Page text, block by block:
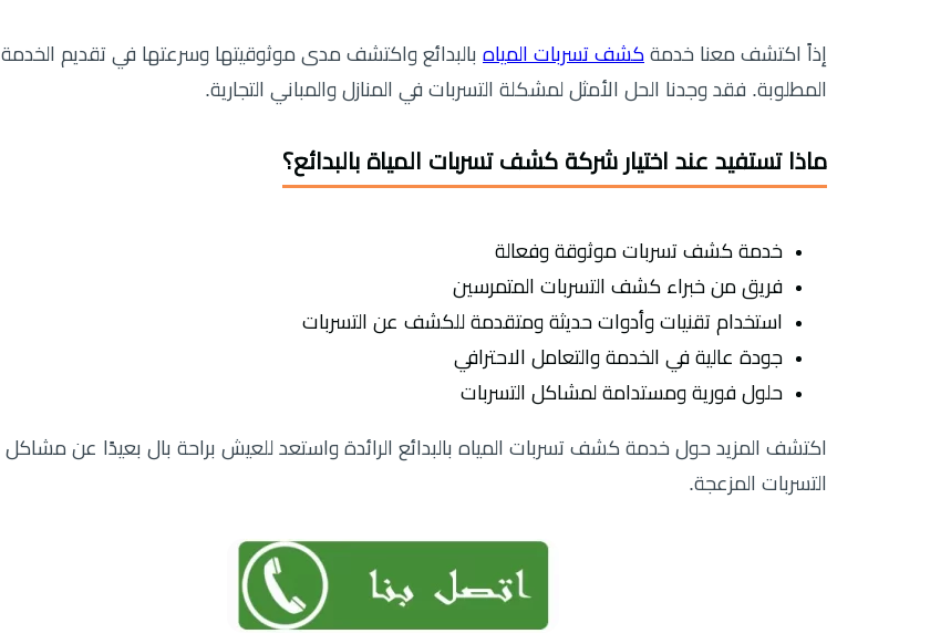
إذاً اكتشف معنا خدمة كشف تسربات المياه بالبدائع واكتشف مدى موثوقيتها وسرعتها في تقديم الخدمة
المطلوبة. فقد وجدنا الحل الأمثل لمشكلة التسربات في المنازل والمباني التجارية.
ماذا تستفيد عند اختيار شركة كشف تسربات المياة بالبدائع؟
خدمة كشف تسربات موثوقة وفعالة
فريق من خبراء كشف التسربات المتمرسين
استخدام تقنيات وأدوات حديثة ومتقدمة للكشف عن التسربات
جودة عالية في الخدمة والتعامل الاحترافي
حلول فورية ومستدامة لمشاكل التسربات
اكتشف المزيد حول خدمة كشف تسربات المياه بالبدائع الرائدة واستعد للعيش براحة بال بعيدًا عن مشاكل
التسربات المزعجة.